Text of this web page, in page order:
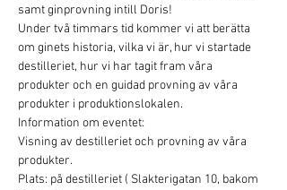
samt ginprovning intill Doris!
Under två timmars tid kommer vi att berätta
om ginets historia, vilka vi är, hur vi startade
destilleriet, hur vi har tagit fram våra
produkter och en guidad provning av våra
produkter i produktionslokalen.
Information om eventet:
Visning av destilleriet och provning av våra
produkter.
Plats: på destilleriet ( Slakterigatan 10, bakom